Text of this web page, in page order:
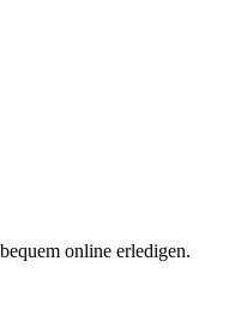
online erledigen.